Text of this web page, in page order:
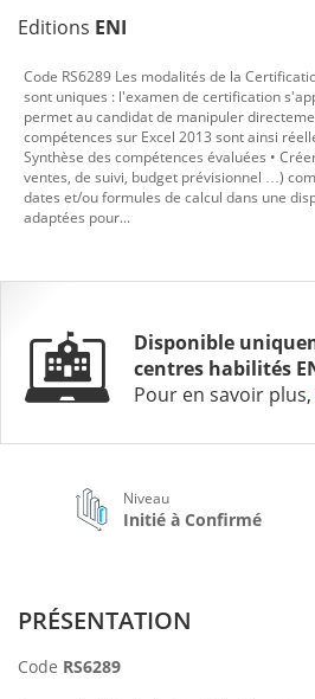
Editions ENI
Disponible
centres habilités
Pour en savoir plus,
Code RS6289 Les modalités de la
sont uniques : l'examen de certification
permet au candidat de manipuler
compétences sur Excel 2013 sont ainsi
Synthèse des compétences évaluées •
ventes, de suivi, budget prévisionnel …)
dates et/ou formules de calcul dans une
adaptées pour...
Niveau
Initié à Confirmé
PRÉSENTATION
Code RS6289